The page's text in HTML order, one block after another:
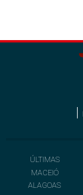
ÚLTIMAS
MACEIÓ
ALAGOAS